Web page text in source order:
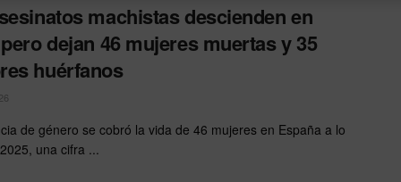
machistas descienden en
dejan 46 mujeres muertas y 35
huérfanos
de género se cobró la vida de 46 mujeres en España a lo
una cifra ...